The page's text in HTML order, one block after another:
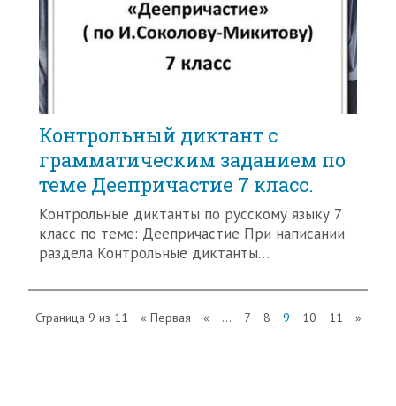
Контрольный диктант с
грамматическим заданием по
теме Деепричастие 7 класс.
Контрольные диктанты по русскому языку 7
класс по теме: Деепричастие При написании
раздела Контрольные диктанты…
Страница 9 из 11 « Первая « ... 7 8 9 10 11 »